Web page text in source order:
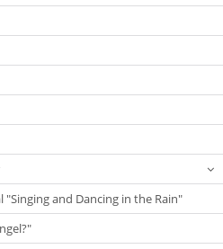
"Singing and Dancing in the Rain"